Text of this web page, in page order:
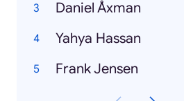
Daniel Åxman
Yahya Hassan
Frank Jensen